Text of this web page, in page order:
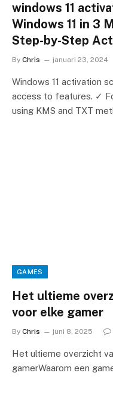
windows 11
Windows 11 in 3
Step-by-Step
By Chris januari 23, 2024
Windows 11 activation
access to features. ✓
using KMS and TXT
GAMES
Het ultieme
voor elke gamer
By Chris juni 8, 2025
Het ultieme overzicht
gamerWaarom een